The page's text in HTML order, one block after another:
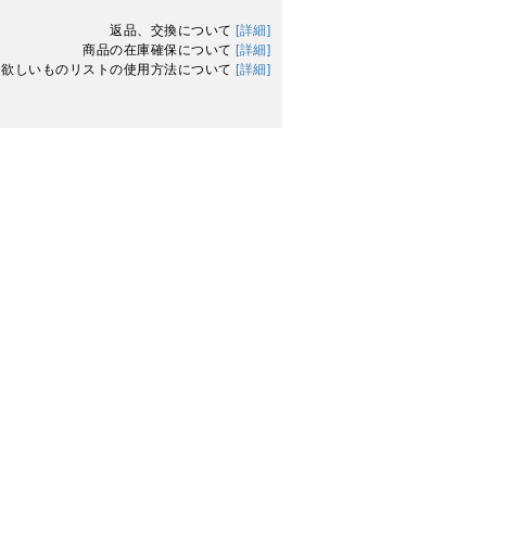
返品、交換について [詳細]
商品の在庫確保について [詳細]
欲しいものリストの使用方法について [詳細]